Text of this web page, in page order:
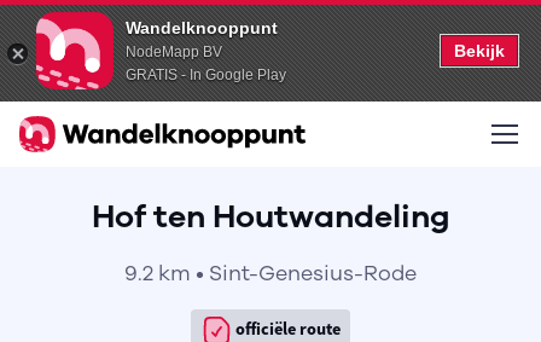
Wandelknooppunt
NodeMapp BV
GRATIS - In Google Play
Bekijk
Hof ten Houtwandeling
9.2 km • Sint-Genesius-Rode
officiële route